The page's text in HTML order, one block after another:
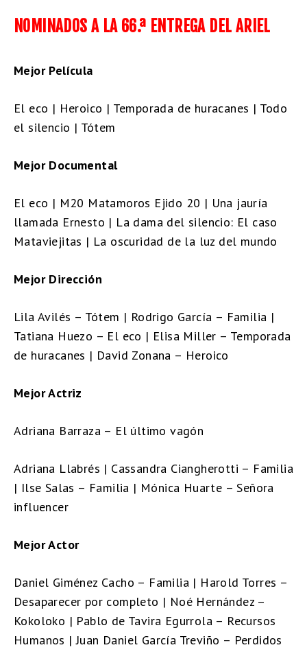
NOMINADOS A LA 66.ª ENTREGA DEL ARIEL
Mejor Película
El eco | Heroico | Temporada de huracanes | Todo
el silencio | Tótem
Mejor Documental
El eco | M20 Matamoros Ejido 20 | Una jauría
llamada Ernesto | La dama del silencio: El caso
Mataviejitas | La oscuridad de la luz del mundo
Mejor Dirección
Lila Avilés – Tótem | Rodrigo García – Familia |
Tatiana Huezo – El eco | Elisa Miller – Temporada
de huracanes | David Zonana – Heroico
Mejor Actriz
Adriana Barraza – El último vagón
Adriana Llabrés | Cassandra Ciangherotti – Familia
| Ilse Salas – Familia | Mónica Huarte – Señora
influencer
Mejor Actor
Daniel Giménez Cacho – Familia | Harold Torres –
Desaparecer por completo | Noé Hernández –
Kokoloko | Pablo de Tavira Egurrola – Recursos
Humanos | Juan Daniel García Treviño – Perdidos